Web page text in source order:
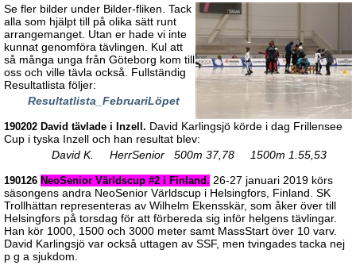
Se fler bilder under Bilder-fliken. Tack
alla som hjälpt till på olika sätt runt
arrangemanget. Utan er hade vi inte
kunnat genomföra tävlingen. Kul att
så många unga från Göteborg kom till
oss och ville tävla också. Fullständig
Resultatlista följer:
Resultatlista_FebruariLöpet
190202 David tävlade i Inzell. David Karlingsjö körde i dag Frillensee
Cup i tyska Inzell och han resultat blev:
David K. HerrSenior 500m 37,78 1500m 1.55,53
190126 NeoSenior Världscup #2 i Finland. 26-27 januari 2019 körs
säsongens andra NeoSenior Världscup i Helsingfors, Finland. SK
Trollhättan representeras av Wilhelm Ekensskär, som åker över till
Helsingfors på torsdag för att förbereda sig inför helgens tävlingar.
Han kör 1000, 1500 och 3000 meter samt MassStart över 10 varv.
David Karlingsjö var också uttagen av SSF, men tvingades tacka nej
p g a sjukdom.